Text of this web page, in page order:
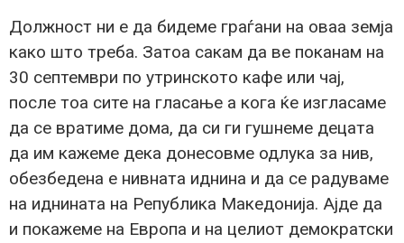
Должност ни е да бидеме граѓани на оваа земја
како што треба. Затоа сакам да ве поканам на
30 септември по утринското кафе или чај,
после тоа сите на гласање а кога ќе изгласаме
да се вратиме дома, да си ги гушнеме децата
да им кажеме дека донесовме одлука за нив,
обезбедена е нивната иднина и да се радуваме
на иднината на Република Македонија. Ајде да
и покажеме на Европа и на целиот демократски